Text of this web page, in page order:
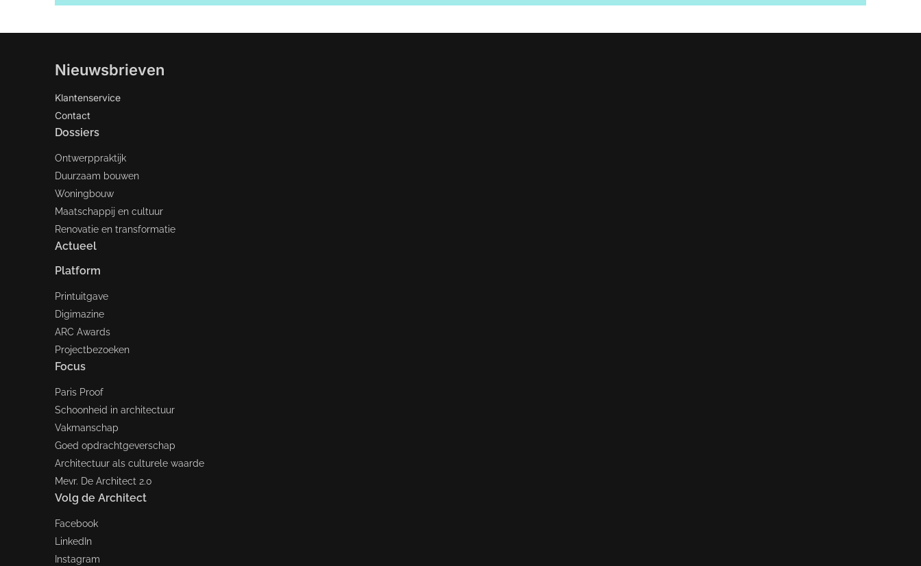
Nieuwsbrieven
Klantenservice
Contact
Dossiers
Ontwerppraktijk
Duurzaam bouwen
Woningbouw
Maatschappij en cultuur
Renovatie en transformatie
Actueel
Platform
Printuitgave
Digimazine
ARC Awards
Projectbezoeken
Focus
Paris Proof
Schoonheid in architectuur
Vakmanschap
Goed opdrachtgeverschap
Architectuur als culturele waarde
Mevr. De Architect 2.0
Volg de Architect
Facebook
LinkedIn
Instagram